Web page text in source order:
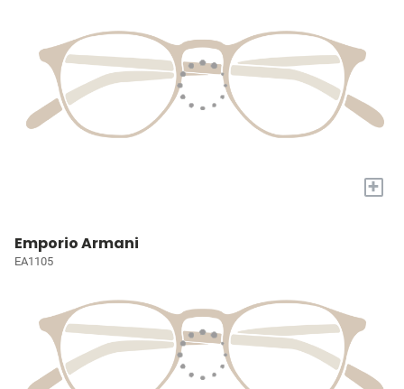
+
Emporio Armani
EA1105